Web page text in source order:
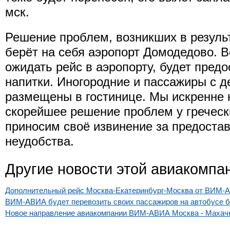
мск.
Решение проблем, возникших в
берёт на себя аэропорт Домодедово.
ожидать рейс в аэропорту, будет
напитки. Иногородние и пассажиры с
размещены в гостинице. Мы искренне
скорейшее решение проблем у
приносим своё извинение за
неудобства.
Другие новости этой
Дополнительный рейс Москва-Екатеринбург-Москва от
ВИМ-АВИА будет перевозить своих пассажиров на автобусе
Новое направление авиакомпании ВИМ-АВИА Москва -